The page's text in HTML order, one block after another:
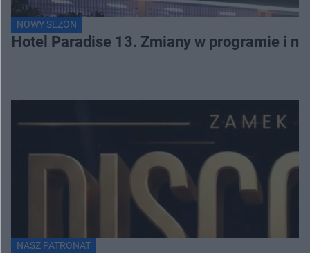
NOWY SEZON
Hotel Paradise 13. Zmiany w programie i
NASZ PATRONAT